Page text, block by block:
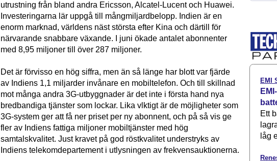
utrustning från bland andra Ericsson, Alcatel-Lucent och Huawei.
Investeringarna lär uppgå till mångmiljardbelopp. Indien är en
enorm marknad, världens näst största efter Kina och därtill för
närvarande snabbare växande. I juni ökade antalet abonnenter
med 8,95 miljoner till över 287 miljoner.
Det är förvisso en hög siffra, men än så länge har blott var fjärde
av Indiens 1,1 miljarder invånare en mobiltelefon. Och till skillnad
mot många andra 3G-utbyggnader är det inte i första hand nya
bredbandiga tjänster som lockar. Lika vlktigt är de möjligheter som
3G-system ger att få ner priset per ny abonnent, och på så vis ge
fler av Indiens fattiga miljoner mobiltjänster med hög
samtalskvalitet. Just kravet på god röstkvalitet understryks av
Indiens telekomdepartement i utlysningen av frekvensauktionerna.
EMI
Ett
låg